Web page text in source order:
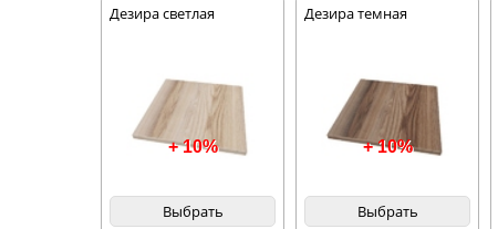
Дезира светлая
+ 10%
Выбрать
Дезира темная
+ 10%
Выбрать